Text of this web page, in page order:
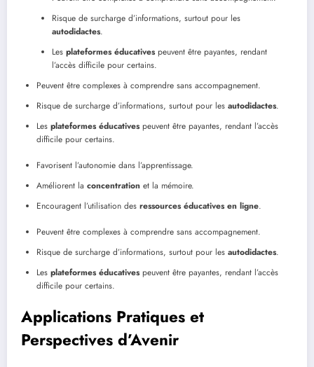
Risque de surcharge d’informations, surtout pour les
autodidactes.
Les plateformes éducativespeuvent être payantes, rendant
l’accès difficile pour certains.
Peuvent être complexes à comprendre sans accompagnement.
Risque de surcharge d’informations, surtout pour les autodidactes.
Les plateformes éducativespeuvent être payantes, rendant l’accès
difficile pour certains.
Favorisent l’autonomie dans l’apprentissage.
Améliorent la concentration et la mémoire.
Encouragent l’utilisation des ressources éducatives en ligne.
Peuvent être complexes à comprendre sans accompagnement.
Risque de surcharge d’informations, surtout pour les autodidactes.
Les plateformes éducativespeuvent être payantes, rendant l’accès
difficile pour certains.
Applications Pratiques et
Perspectives d’Avenir